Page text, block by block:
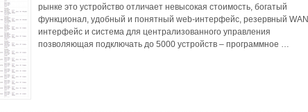
рынке это устройство отличает невысокая стоимость, богатый
функционал, удобный и понятный web-интерфейс, резервный WAN
интерфейс и система для централизованного управления
позволяющая подключать до 5000 устройств – программное …